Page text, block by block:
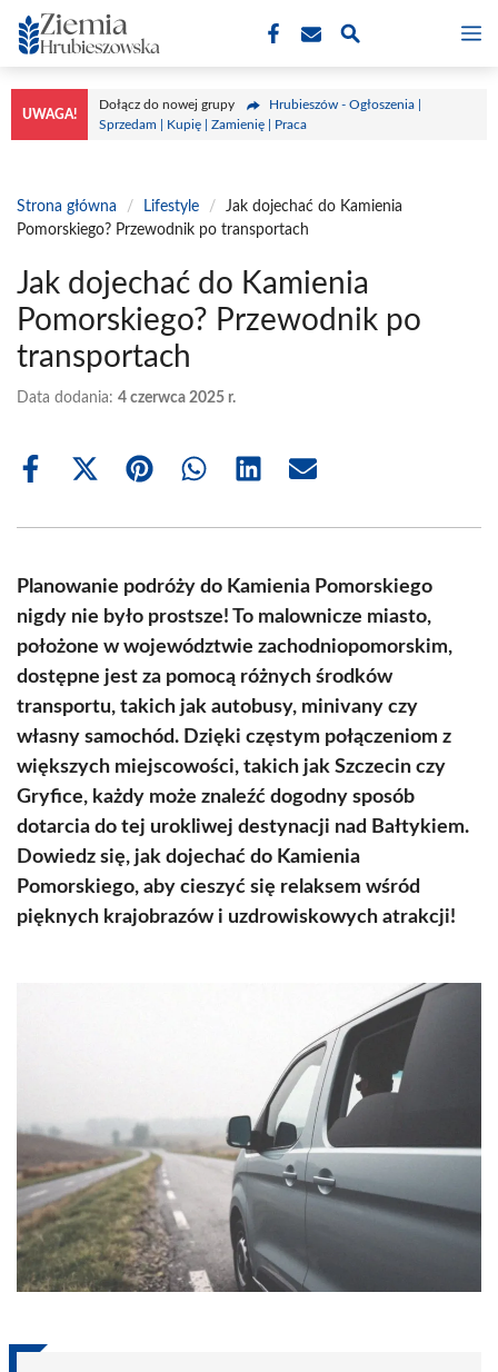
Przejdź
do
treści
UWAGA!
Dołącz do nowej grupy
Hrubieszów - Ogłoszenia |
Sprzedam | Kupię | Zamienię | Praca
Strona główna / Lifestyle /
Jak dojechać do Kamienia
Pomorskiego? Przewodnik po transportach
Jak dojechać do Kamienia
Pomorskiego? Przewodnik po
transportach
Data dodania: 4 czerwca 2025 r.
Share
Share
(Twitter)
Share Share Share Share
Planowanie podróży do Kamienia Pomorskiego
nigdy nie było prostsze! To malownicze miasto,
położone w województwie zachodniopomorskim,
dostępne jest za pomocą różnych środków
transportu, takich jak autobusy, minivany czy
własny samochód. Dzięki częstym połączeniom z
większych miejscowości, takich jak Szczecin czy
Gryfice, każdy może znaleźć dogodny sposób
dotarcia do tej urokliwej destynacji nad Bałtykiem.
Dowiedz się, jak dojechać do Kamienia
Pomorskiego, aby cieszyć się relaksem wśród
pięknych krajobrazów i uzdrowiskowych atrakcji!